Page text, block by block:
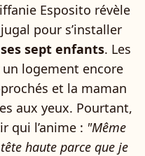
Esposito révèle
pour s’installer
ses sept enfants. Les
logement encore
et la maman
aux yeux. Pourtant,
qui l’anime : "Même
haute parce que je